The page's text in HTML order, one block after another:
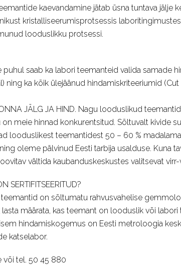
kaevandamine jätab üsna tuntava jälje
kristalliseerumisprotsessis
looduslikku protsessi.
saab ka labori teemanteid valida samade
ning ka kõik ülejäänud hindamiskriteeriumid
JÄLG JA HIND. Nagu looduslikud
meie hinnad konkurentsitud. Sõltuvalt kivide
looduslikest teemantidest 50 – 60 %
oleme pälvinud Eesti tarbija usalduse. Kuna
vältida kaubanduskeskustes valitsevat
SERTIFITSEERITUD?
on sõltumatu rahvusvahelise
lasta määrata, kas teemant on looduslik või
hindamiskogemus on Eesti metroloogia
katselabor.
või tel. 50 45 880